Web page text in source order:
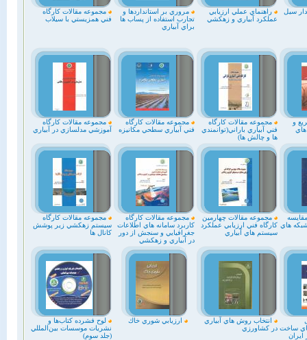
مجموعه مقالات كارگاه
فني همزيستي با سيلاب
مروري بر استانداردها و
تجارب استفاده از پساب ها
براي آبياري
راهنماي عملي ارزيابي
عملكرد آبياري و زهكشي
سيل
مجموعه مقالات كارگاه
آموزشي مدلسازي در آبياري
مجموعه مقالات كارگاه
فني آبياري سطحي مكانيزه
مجموعه مقالات كارگاه
فني آبياري باراني(توانمندي
ها و چالش ها)
و
هاي
مجموعه مقالات كارگاه
سيستم زهكشي زير پوشش
كانال ها
مجموعه مقالات كارگاه
كاربرد سامانه هاي اطلاعات
جغرافيايي و سنجش از دور
در آبياري و زهكشي
مجموعه مقالات چهارمين
كارگاه فني ارزيابي عملكرد
سيستم هاي آبياري
هاي
لوح فشرده كتاب‌ها و
نشريات موسسات بين‌المللي
(جلد سوم)
ارزيابي شوري خاك
انتخاب روش هاي آبياري
در كشاورزي ساخت
ايران